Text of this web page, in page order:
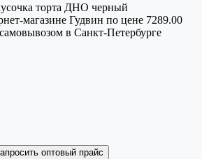
торта ДНО черный
магазине Гудвин по цене 7289.00
в Санкт-Петербурге
оптовый прайс